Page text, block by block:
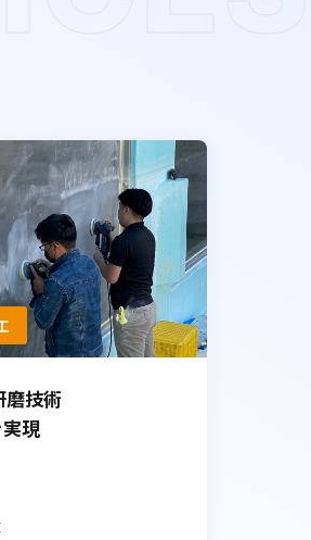
磨技術
現